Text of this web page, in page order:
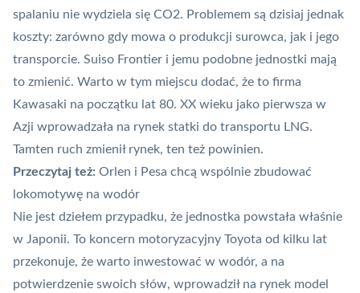
spalaniu nie wydziela się CO2. Problemem są dzisiaj jednak
koszty: zarówno gdy mowa o produkcji surowca, jak i jego
transporcie. Suiso Frontier i jemu podobne jednostki mają
to zmienić. Warto w tym miejscu dodać, że to firma
Kawasaki na początku lat 80. XX wieku jako pierwsza w
Azji wprowadzała na rynek statki do transportu LNG.
Tamten ruch zmienił rynek, ten też powinien.
Przeczytaj też: Orlen i Pesa chcą wspólnie zbudować
lokomotywę na wodór
Nie jest dziełem przypadku, że jednostka powstała właśnie
w Japonii. To koncern motoryzacyjny Toyota od kilku lat
przekonuje, że warto inwestować w wodór, a na
potwierdzenie swoich słów, wprowadził na rynek model